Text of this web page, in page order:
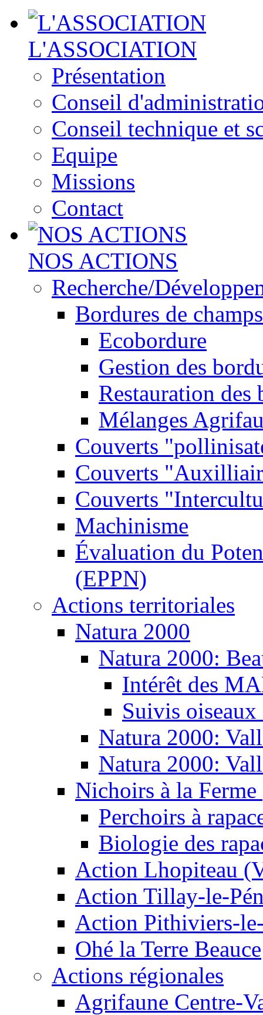
L'ASSOCIATION
Présentation
Conseil
Conseil technique et
Equipe
Missions
Contact
NOS ACTIONS
Recherche/
Bordures de champs
Ecobordure
Gestion des
Restauration des
Mélanges
Couverts
Couverts
Couverts
Machinisme
Évaluation du
(EPPN)
Actions territoriales
Natura 2000
Natura 2000:
Intérêt des
Suivis oiseaux
Natura 2000:
Natura 2000:
Nichoirs à la
Perchoirs à
Biologie des
Action Lhopiteau
Action Tillay-le-
Action Pithiviers-
Ohé la Terre Beauce
Actions régionales
Agrifaune Centre-